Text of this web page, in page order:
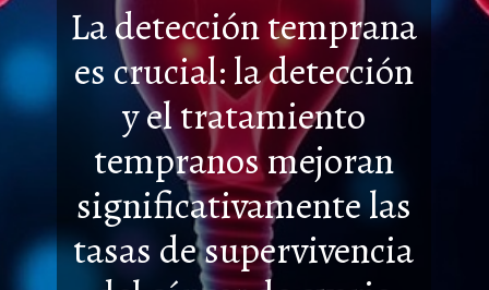
La detección temprana
es crucial: la detección
y el tratamiento
tempranos mejoran
significativamente las
tasas de supervivencia